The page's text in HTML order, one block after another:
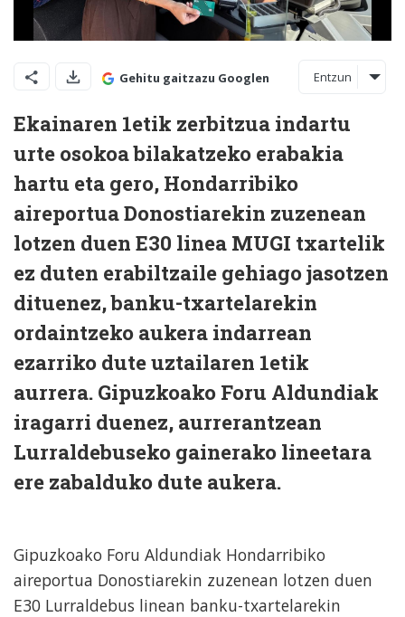
Gehitu gaitzazu Googlen Entzun
Ekainaren 1etik zerbitzua indartu
urte osokoa bilakatzeko erabakia
hartu eta gero, Hondarribiko
aireportua Donostiarekin zuzenean
lotzen duen E30 linea MUGI txartelik
ez duten erabiltzaile gehiago jasotzen
dituenez, banku-txartelarekin
ordaintzeko aukera indarrean
ezarriko dute uztailaren 1etik
aurrera. Gipuzkoako Foru Aldundiak
iragarri duenez, aurrerantzean
Lurraldebuseko gainerako lineetara
ere zabalduko dute aukera.
Gipuzkoako Foru Aldundiak Hondarribiko
aireportua Donostiarekin zuzenean lotzen duen
E30 Lurraldebus linean banku-txartelarekin